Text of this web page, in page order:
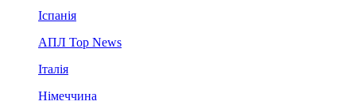
Іспанія
АПЛ Top News
Італія
Німеччина